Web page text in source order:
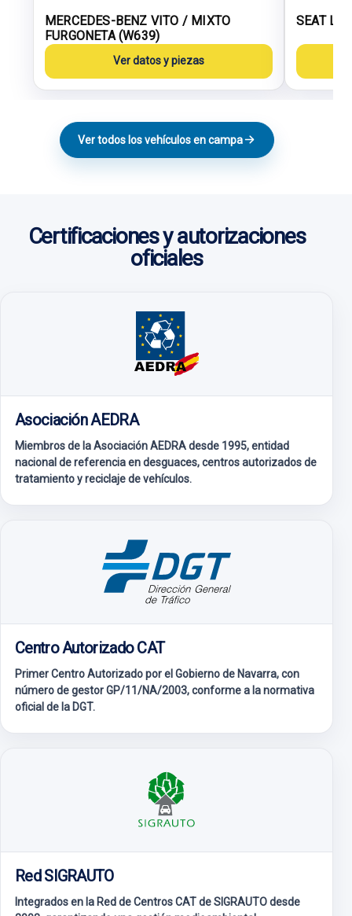
MERCEDES-BENZ VITO / MIXTO
FURGONETA (W639)
Ver datos y piezas
SEAT
Ver todos los vehículos en campa
Certificaciones y autorizaciones
oficiales
Asociación AEDRA
Miembros de la Asociación AEDRA desde 1995, entidad
nacional de referencia en desguaces, centros autorizados de
tratamiento y reciclaje de vehículos.
Centro Autorizado CAT
Primer Centro Autorizado por el Gobierno de Navarra, con
número de gestor GP/11/NA/2003, conforme a la normativa
oficial de la DGT.
Red SIGRAUTO
Integrados en la Red de Centros CAT de SIGRAUTO desde